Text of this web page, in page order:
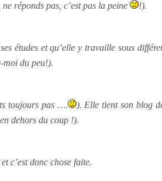
réponds pas, c’est pas la peine
!).
études et qu’elle y travaille sous
moi du peu!).
toujours pas ….
). Elle tient son blog
dehors du coup !).
c’est donc chose faite.